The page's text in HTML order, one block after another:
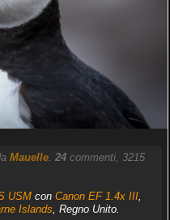
Mauelle. 24commenti, 3215
USMcon Canon EF 1.4x III,
Islands, Regno Unito.